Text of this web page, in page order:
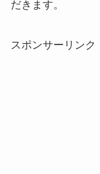
だきます。
スポンサーリンク